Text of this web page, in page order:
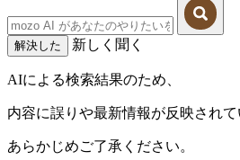
解決した 新しく聞く
AIによる検索結果のため、
内容に誤りや最新情報が反映されて
あらかじめご了承ください。